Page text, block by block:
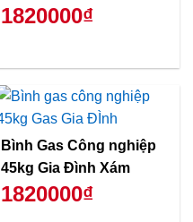
1820000₫
Bình Gas Công nghiệp
45kg Gia Đình Xám
1820000₫